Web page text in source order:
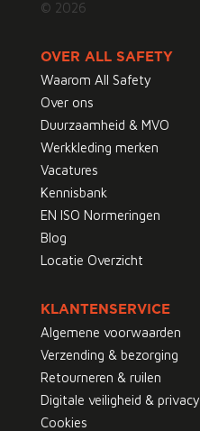
© 2026
OVER ALL SAFETY
Waarom All Safety
Over ons
Duurzaamheid & MVO
Werkkleding merken
Vacatures
Kennisbank
EN ISO Normeringen
Blog
Locatie Overzicht
KLANTENSERVICE
Algemene voorwaarden
Verzending & bezorging
Retourneren & ruilen
Digitale veiligheid & privacy
Cookies